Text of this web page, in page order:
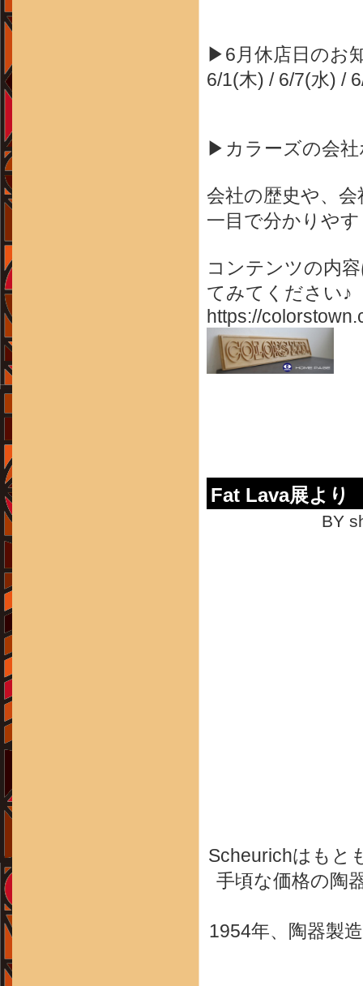
▶6月休店日のお
6/1(木) / 6/7(水) /
▶カラーズの会
会社の歴史や、
一目で分かりや
コンテンツの内
てみてください♪
https://
Fat Lava展よ
BY
Scheurichはもと
手頃な価格の陶
1954年、陶器製